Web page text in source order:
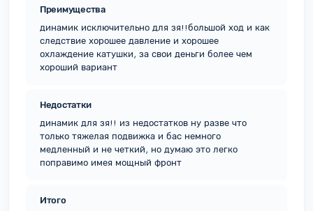
Преимущества
динамик исключительно для зя!!большой ход и как
следствие хорошее давление и хорошее
охлаждение катушки, за свои деньги более чем
хороший вариант
Недостатки
динамик для зя!! из недостатков ну разве что
только тяжелая подвижка и бас немного
медленный и не четкий, но думаю это легко
поправимо имея мощный фронт
Итого